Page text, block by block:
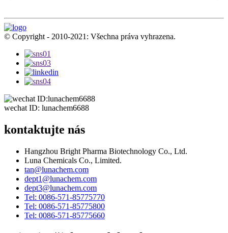
© Copyright - 2010-2021: Všechna práva vyhrazena.
wechat ID: lunachem6688
kontaktujte nás
Hangzhou Bright Pharma Biotechnology Co., Ltd.
Luna Chemicals Co., Limited.
tan@lunachem.com
dept1@lunachem.com
dept3@lunachem.com
Tel: 0086-571-85775770
Tel: 0086-571-85775800
Tel: 0086-571-85775660